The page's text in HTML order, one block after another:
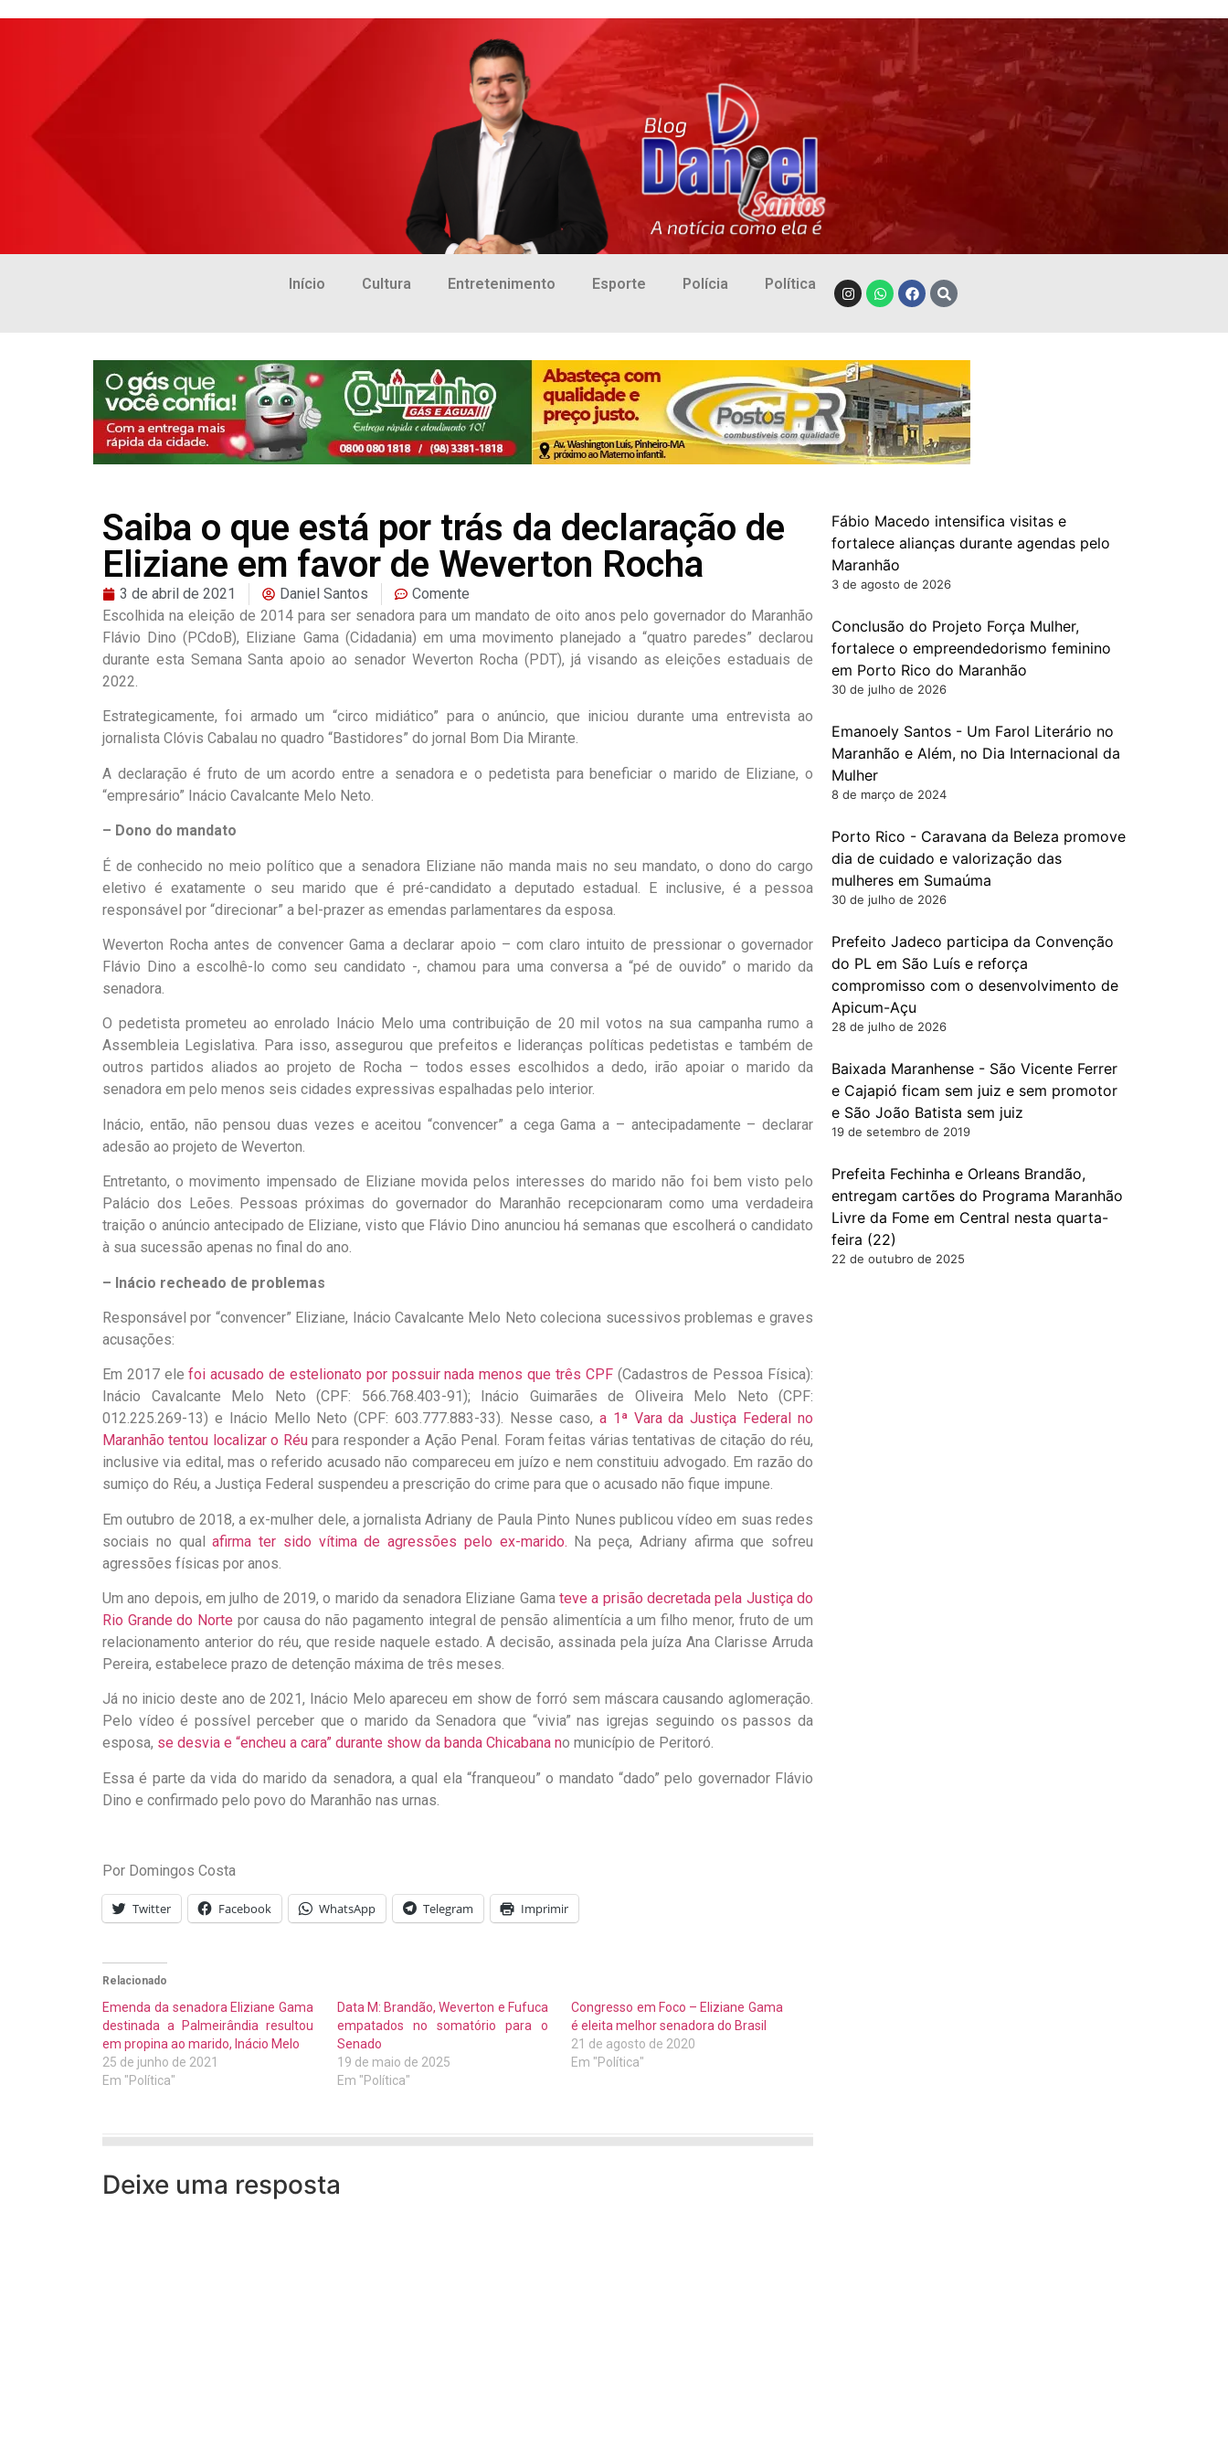
Início Cultura Entretenimento Esporte Polícia Política
Saiba o que está por trás da declaração de
Eliziane em favor de Weverton Rocha
3 de abril de 2021 Daniel Santos
Comente
Escolhida na eleição de 2014 para ser senadora para um mandato de oito anos pelo governador do Maranhão
Flávio Dino (PCdoB), Eliziane Gama (Cidadania) em uma movimento planejado a “quatro paredes” declarou
durante esta Semana Santa apoio ao senador Weverton Rocha (PDT), já visando as eleições estaduais de
2022.
Estrategicamente, foi armado um “circo midiático” para o anúncio, que iniciou durante uma entrevista ao
jornalista Clóvis Cabalau no quadro “Bastidores” do jornal Bom Dia Mirante.
A declaração é fruto de um acordo entre a senadora e o pedetista para beneficiar o marido de Eliziane, o
“empresário” Inácio Cavalcante Melo Neto.
– Dono do mandato
É de conhecido no meio político que a senadora Eliziane não manda mais no seu mandato, o dono do cargo
eletivo é exatamente o seu marido que é pré-candidato a deputado estadual. E inclusive, é a pessoa
responsável por “direcionar” a bel-prazer as emendas parlamentares da esposa.
Weverton Rocha antes de convencer Gama a declarar apoio – com claro intuito de pressionar o governador
Flávio Dino a escolhê-lo como seu candidato -, chamou para uma conversa a “pé de ouvido” o marido da
senadora.
O pedetista prometeu ao enrolado Inácio Melo uma contribuição de 20 mil votos na sua campanha rumo a
Assembleia Legislativa. Para isso, assegurou que prefeitos e lideranças políticas pedetistas e também de
outros partidos aliados ao projeto de Rocha – todos esses escolhidos a dedo, irão apoiar o marido da
senadora em pelo menos seis cidades expressivas espalhadas pelo interior.
Inácio, então, não pensou duas vezes e aceitou “convencer” a cega Gama a – antecipadamente – declarar
adesão ao projeto de Weverton.
Entretanto, o movimento impensado de Eliziane movida pelos interesses do marido não foi bem visto pelo
Palácio dos Leões. Pessoas próximas do governador do Maranhão recepcionaram como uma verdadeira
traição o anúncio antecipado de Eliziane, visto que Flávio Dino anunciou há semanas que escolherá o candidato
à sua sucessão apenas no final do ano.
– Inácio recheado de problemas
Responsável por “convencer” Eliziane, Inácio Cavalcante Melo Neto coleciona sucessivos problemas e graves
acusações:
Em 2017 elefoi acusado de estelionato por possuir nada menos que três CPF(Cadastros de Pessoa Física):
Inácio Cavalcante Melo Neto (CPF: 566.768.403-91); Inácio Guimarães de Oliveira Melo Neto (CPF:
012.225.269-13) e Inácio Mello Neto (CPF: 603.777.883-33). Nesse caso, a 1ª Vara da Justiça Federal no
Maranhão tentou localizar o Réupara responder a Ação Penal. Foram feitas várias tentativas de citação do réu,
inclusive via edital, mas o referido acusado não compareceu em juízo e nem constituiu advogado. Em razão do
sumiço do Réu, a Justiça Federal suspendeu a prescrição do crime para que o acusado não fique impune.
Em outubro de 2018, a ex-mulher dele, a jornalista Adriany de Paula Pinto Nunes publicou vídeo em suas redes
sociais no qualafirma ter sido vítima de agressões pelo ex-marido. Na peça, Adriany afirma que sofreu
agressões físicas por anos.
Um ano depois, em julho de 2019, o marido da senadora Eliziane Gamateve a prisão decretada pela Justiça do
Rio Grande do Norte por causa do não pagamento integral de pensão alimentícia a um filho menor, fruto de um
relacionamento anterior do réu, que reside naquele estado. A decisão, assinada pela juíza Ana Clarisse Arruda
Pereira, estabelece prazo de detenção máxima de três meses.
Já no inicio deste ano de 2021, Inácio Melo apareceu em show de forró sem máscara causando aglomeração.
Pelo vídeo é possível perceber que o marido da Senadora que “vivia” nas igrejas seguindo os passos da
esposa, se desvia e “encheu a cara” durante show da banda Chicabana no município de Peritoró.
Essa é parte da vida do marido da senadora, a qual ela “franqueou” o mandato “dado” pelo governador Flávio
Dino e confirmado pelo povo do Maranhão nas urnas.
Por Domingos Costa
Twitter Facebook WhatsApp Telegram Imprimir
Relacionado
Emenda da senadora Eliziane Gama
destinada a Palmeirândia resultou
em propina ao marido, Inácio Melo
25 de junho de 2021
Em "Política"
Data M: Brandão, Weverton e Fufuca
empatados no somatório para o
Senado
19 de maio de 2025
Em "Política"
Congresso em Foco – Eliziane Gama
é eleita melhor senadora do Brasil
21 de agosto de 2020
Em "Política"
Deixe uma resposta
Fábio Macedo intensifica visitas e
fortalece alianças durante agendas pelo
Maranhão
3 de agosto de 2026
Conclusão do Projeto Força Mulher,
fortalece o empreendedorismo feminino
em Porto Rico do Maranhão
30 de julho de 2026
Emanoely Santos - Um Farol Literário no
Maranhão e Além, no Dia Internacional da
Mulher
8 de março de 2024
Porto Rico - Caravana da Beleza promove
dia de cuidado e valorização das
mulheres em Sumaúma
30 de julho de 2026
Prefeito Jadeco participa da Convenção
do PL em São Luís e reforça
compromisso com o desenvolvimento de
Apicum-Açu
28 de julho de 2026
Baixada Maranhense - São Vicente Ferrer
e Cajapió ficam sem juiz e sem promotor
e São João Batista sem juiz
19 de setembro de 2019
Prefeita Fechinha e Orleans Brandão,
entregam cartões do Programa Maranhão
Livre da Fome em Central nesta quarta-
feira (22)
22 de outubro de 2025